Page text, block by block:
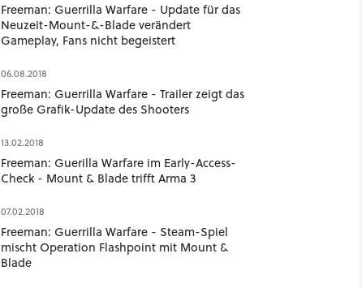
Freeman: Guerrilla Warfare - Update für das
Neuzeit-Mount-&-Blade verändert
Gameplay, Fans nicht begeistert
06.08.2018
Freeman: Guerrilla Warfare - Trailer zeigt das
große Grafik-Update des Shooters
13.02.2018
Freeman: Guerilla Warfare im Early-Access-
Check - Mount & Blade trifft Arma 3
07.02.2018
Freeman: Guerrilla Warfare - Steam-Spiel
mischt Operation Flashpoint mit Mount &
Blade